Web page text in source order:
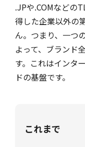
.JPや.COMなどの
得した企業以外の
ん。つまり、一つ
よって、ブランド
す。これはインタ
ドの基盤です。
これまで